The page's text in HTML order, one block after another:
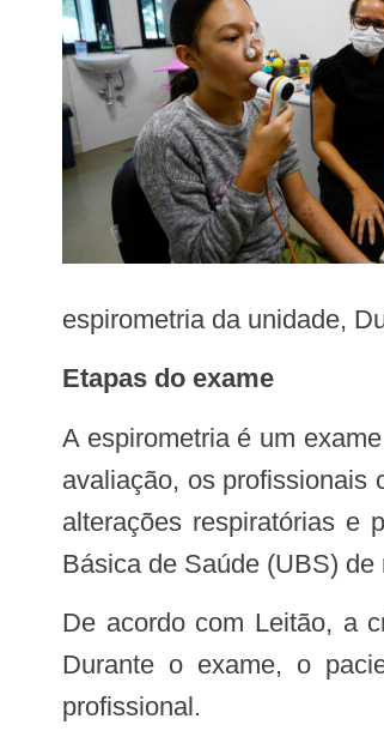
espirometria da unidade,
Etapas do exame
A espirometria é um exame simples, indolor e não invasivo, indicado para crianças a partir dos seis anos de idade. Por meio da
avaliação, os profissionais
alterações respiratórias e
Básica de Saúde (UBS) de
De acordo com Leitão, a criança não precisa estar em jejum e recebe todas as orientações antes de iniciar o procedimento.
Durante o exame, o
profissional.